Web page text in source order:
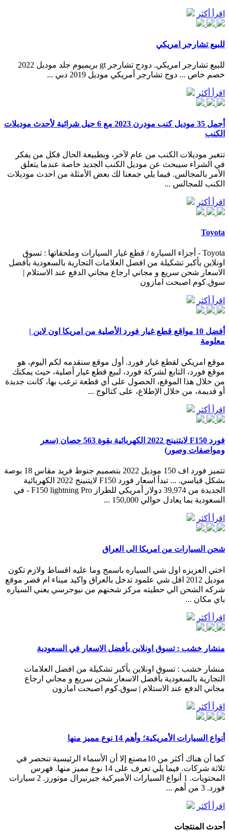
اقرأ أكثر
للبيع تشارجر امريكي
للبيع تشارجر امريكي. دودج تشارجر gt بريميوم جلد موديل 2022
خصم خاص ... دوج تشارجر أمريكي موديل 2019 دبي ...
اقرأ أكثر
أجمل 35 موديل كنب مودرن 2023 مع 6 حيل شرائية لأحدث موديلات
الكنب
تتغير موديلات الكنب من عام لآخر، وبطبيعة الحال فكل من يفكر
في الشراء سيبحث عن موديل الكنب الجديد خاصة عندما يتعلق
الأمر بالمجالس. فيما يلي جمعنا لك بعض الأمثلة من احدث موديلات
الكنب للمجالس ...
اقرأ أكثر
Toyota
Toyota - أجزاء السيارة / قطع غيار السيارات وملحقاتها : تسوق
اونلاين بأكبر تشكيلة من افضل العلامات التجارية بالسعودية بأفضل
الاسعار شحن سريع و مجاني ارجاع مجاني الدفع عند الاستلام |
سوق.كوم اصبحت امازون
اقرأ أكثر
أفضل 10 مواقع قطع غيار فورد الأصلية من امريكا اون لاين |
معلومة
موقع امريكي لقطع غيار فورد. أول موقع سنقدمه لكم اليوم، هو
موقع فورد، التابع لشركة فورد، لبيع قطع غيار أصلية، حيث يمكنك
من خلال هذا الموقع، الحصول على أي قطعة ترغب بها، كانت جديدة
أو قديمة، من خلال الإطلاع، على كتالوج ...
اقرأ أكثر
فورد F150 لايتنينج 2022 الكهربائية بقوة 563 حصان (سعر
ومواصفات وصور)
تتميز فورد اف 150 موديل 2022 بتصميم جنوط فريد مقاس 18 بوصة
بشكل قياسي. ... تبدأ اسعار فورد F150 لايتنينج 2022 الكهربائية
الجديدة من 39,974 دولار أمريكي للطراز F150 lightning Pro - في
السعودية بما يعادل حوالي 150,000 ...
اقرأ أكثر
شحن السيارات من امريكا الى العراق
اختي العزيزه اول شي السياره باسمج وما عليه اقساط ولازم تكون
موديل 2012 اقل شي علمود تدخل بالعراق واكيد ميناء ام قصر موقع
شركه الشحن الي حطيته مركز شحنهم من نيوجرسي يعني السياره
باي مكان ...
اقرأ أكثر
منشار خشب : تسوق اونلاين بأفضل الاسعار في السعودية
منشار خشب : تسوق اونلاين بأكبر تشكيلة من افضل العلامات
التجارية بالسعودية بأفضل الاسعار شحن سريع و مجاني ارجاع
مجاني الدفع عند الاستلام | سوق.كوم اصبحت امازون
اقرأ أكثر
أنواع السيارات الأمريكية؛ وأهم 14 نوع مميز منها
كما أن هناك أكثر من 10مصنع إلا أن الأسماء الرئيسية تنحصر في
ثلاثة شركات. فيما يلي تعرف على 14 نوع مميز منها. فهرس
المحتويات. 1 أنواع السيارات الأميركية جيرنيرال موتورز. 2 سيارات
فورد. 3 من أهم ...
اقرأ أكثر
أحدث المنتجات